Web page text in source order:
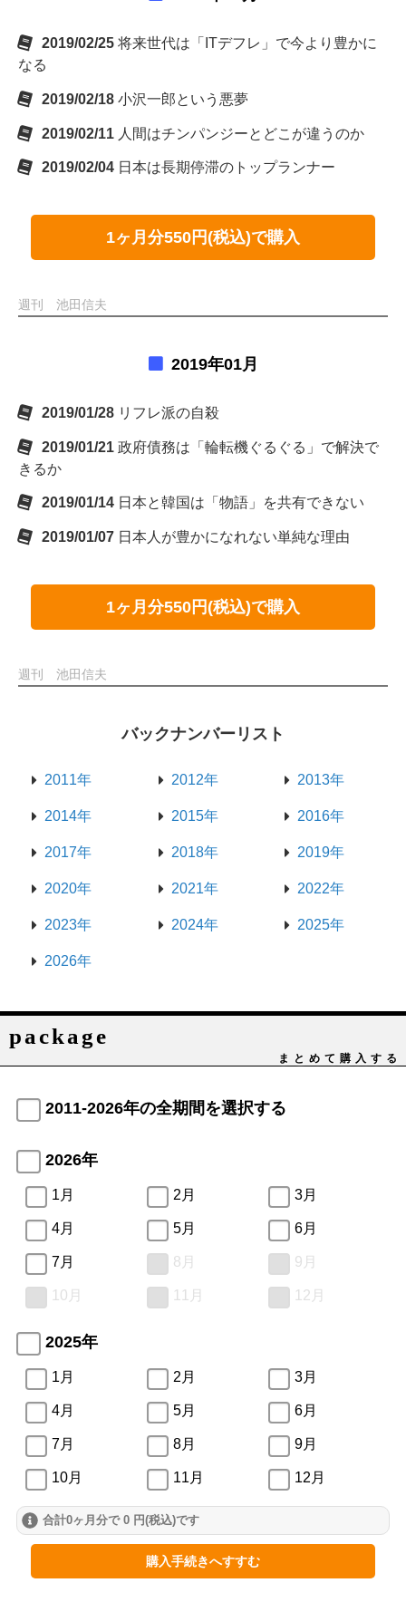
2019/02/25 将来世代は「ITデフレ」で今より豊かに
なる
2019/02/18 小沢一郎という悪夢
2019/02/11 人間はチンパンジーとどこが違うのか
2019/02/04 日本は長期停滞のトップランナー
1ヶ月分550円(税込)で購入
週刊 池田信夫
2019年01月
2019/01/28 リフレ派の自殺
2019/01/21 政府債務は「輪転機ぐるぐる」で解決で
きるか
2019/01/14 日本と韓国は「物語」を共有できない
2019/01/07 日本人が豊かになれない単純な理由
1ヶ月分550円(税込)で購入
週刊 池田信夫
バックナンバーリスト
2011年 2012年 2013年
2014年 2015年 2016年
2017年 2018年 2019年
2020年 2021年 2022年
2023年 2024年 2025年
2026年
package
まとめて購入する
2011-2026年の全期間を選択する
2026年
1月 2月 3月
4月 5月 6月
7月 8月 9月
10月 11月 12月
2025年
1月 2月 3月
4月 5月 6月
7月 8月 9月
10月 11月 12月
2024年
2月
合計0ヶ月分で 0 円(税込)です
購入手続きへすすむ